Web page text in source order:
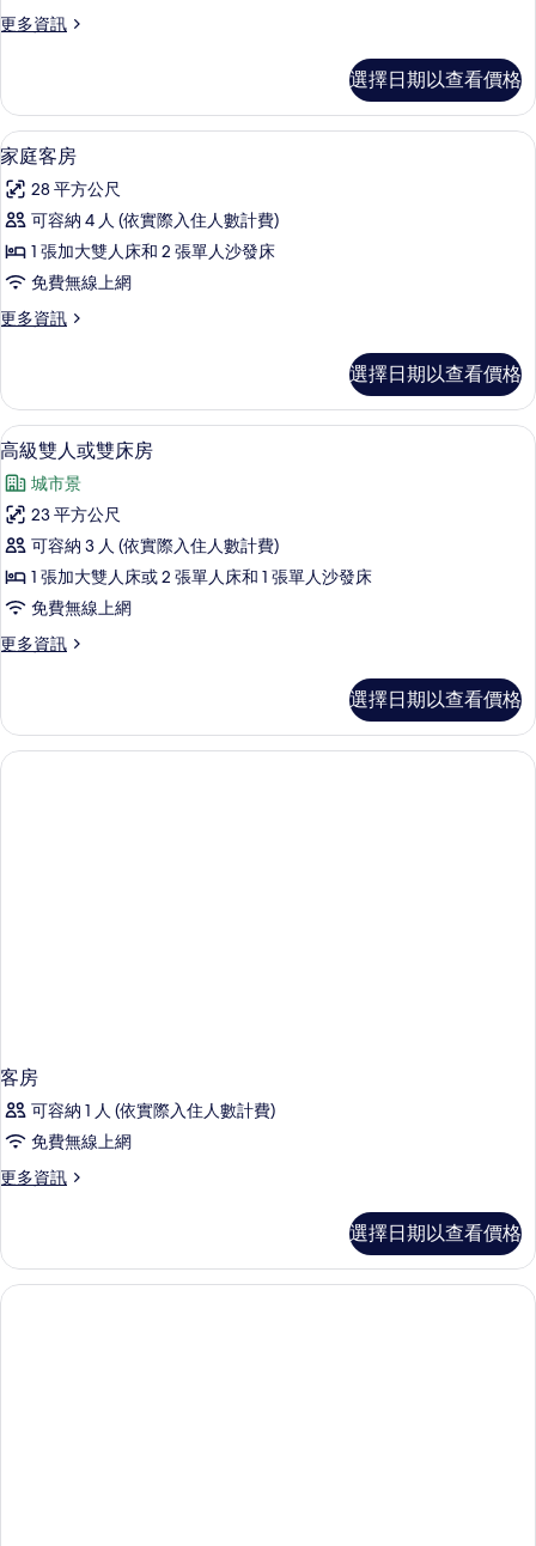
雙
房
的
所
有
相
片
更多資訊
更
雙
人
或
雙
床
房
詳
情
選擇日期以查看價格
顯
示
家
庭
客
的
有
相
片
家庭客房 | 迷你吧、客房內保險箱、
8
家庭客房
28 平方公尺
可容納 4 人 (依實際入住人數計費)
1 張加大雙人床和 2 張單人沙發床
免費無線上網
更多資訊
更
客
房
的
情
選擇日期以查看價格
顯
示
高
級
雙
人
雙
房
的
高級雙人或雙床房 | 迷你吧、客房內
9
高級雙人或雙床房
城市景
23 平方公尺
可容納 3 人 (依實際入住人數計費)
1 張加大雙人床或 2 張單人床和 1 張單人沙發床
免費無線上網
更多資訊
更
雙
人
或
選擇日期以查看價格
客房
可容納 1 人 (依實際入住人數計費)
免費無線上網
更多資訊
更
的
詳
情
選擇日期以查看價格